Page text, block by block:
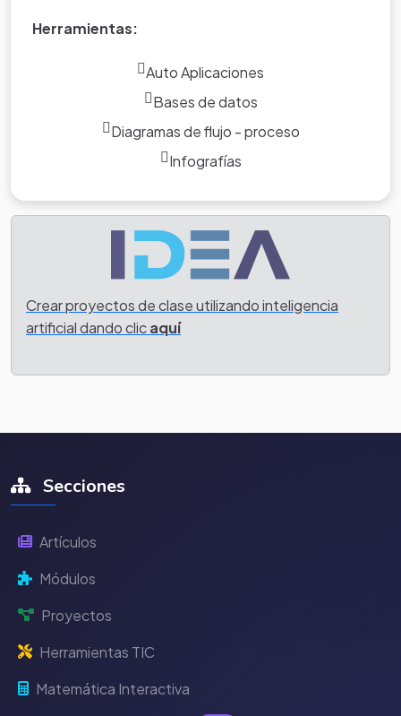
Herramientas:
Auto Aplicaciones
Bases de datos
Diagramas de flujo - proceso
Infografías
Crear proyectos de clase utilizando inteligencia
artificial dando clicaquí
Secciones
Artículos
Módulos
Proyectos
Herramientas TIC
Matemática Interactiva